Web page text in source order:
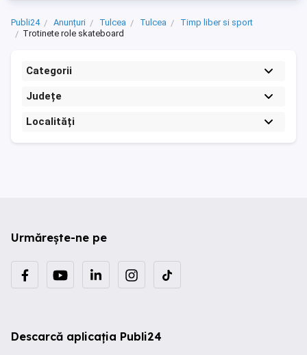
Publi24 Anunțuri Tulcea Tulcea
Timp liber si sport
Trotinete role skateboard
Categorii
Județe
Localități
Urmărește-ne pe
Descarcă aplicația Publi24